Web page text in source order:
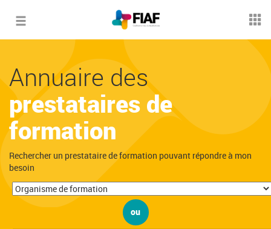
Toggle
Annuaire des
prestataires de
formation
Rechercher un prestataire de formation pouvant répondre à mon
besoin
ou